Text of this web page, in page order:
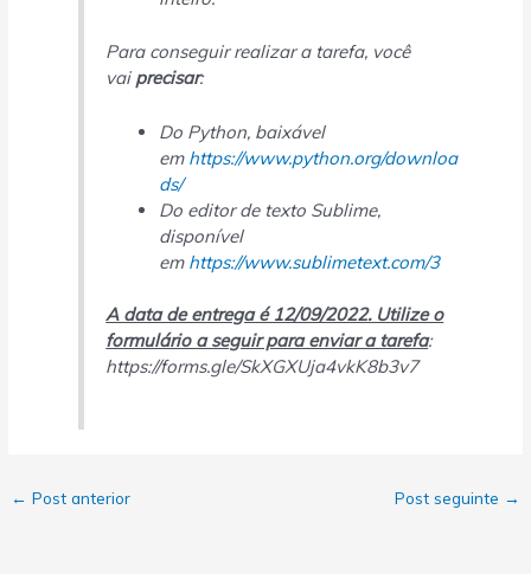
Para conseguir realizar a tarefa, você
vai precisar:
Do Python, baixável
em https://www.python.org/downloa
ds/
Do editor de texto Sublime,
disponível
em https://www.sublimetext.com/3
A data de entrega é 12/09/2022. Utilize o
formulário a seguir para enviar a tarefa:
https://forms.gle/SkXGXUja4vkK8b3v7
← Post anterior Post seguinte →